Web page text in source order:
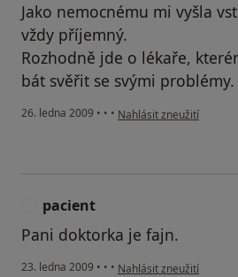
Jako nemocnému mi vyšla
vždy příjemný.
Rozhodně jde o lékaře,
bát svěřit se svými problémy.
26. ledna 2009 • • • podle názoru uživatele
Nahlásit zneužití
pacient
Pani doktorka je fajn.
23. ledna 2009 • • • podle názoru uživatele
Nahlásit zneužití